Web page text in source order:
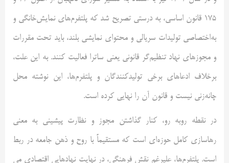
175 قانون اساسی، به درستی تصریح شد که پلتفرم‌های نمایش‌خانگی و
به‌اختصاصی تولیدات سریالی و محتوای نمایشی بلند، باید تحت مقررات
و مجوزهای نهاد تنظیم‌گر قانونی یعنی ساترا فعالیت کنند. به این علت،
برخلاف ادعاهای برخی تولیدکنندگان و پلتفرم‌ها، این نوشته محل
چانه‌زنی نیست و قانون آن را نهایی کرده است.
در نقطه روبه رو، کنار گذاشتن مجوز و نظارت پیشینی به معنی
رهاسازی کامل حوزه‌ای است که مستقیماً با روح و ذهن جامعه در ربط
است. پلتفرم‌ها، علیرغم نقش فرهنگی، در نهایت نهادهایی اقتصادی می